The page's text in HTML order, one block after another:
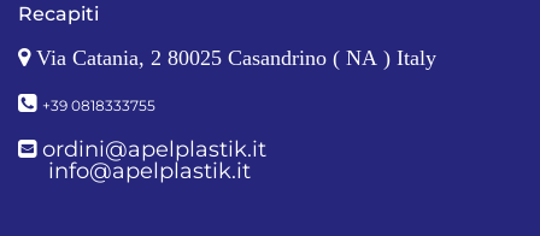
Recapiti
Via Catania, 2 80025 Casandrino ( NA ) Italy
+39 0818333755
ordini@apelplastik.it
info@apelplastik.it